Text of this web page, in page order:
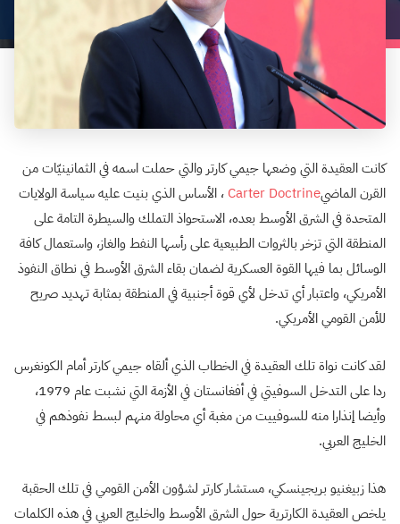
كانت العقيدة التي وضعها جيمي كارتر والتي حملت اسمه في الثمانينيّات من
القرن الماضيCarter Doctrine ، الأساس الذي بنيت عليه سياسة الولايات
المتحدة في الشرق الأوسط بعده، الاستحواذ التملك والسيطرة التامة على
المنطقة التي تزخر بالثروات الطبيعية على رأسها النفط والغاز، واستعمال كافة
الوسائل بما فيها القوة العسكرية لضمان بقاء الشرق الأوسط في نطاق النفوذ
الأمريكي، واعتبار أي تدخل لأي قوة أجنبية في المنطقة بمثابة تهديد صريح
للأمن القومي الأمريكي.
لقد كانت نواة تلك العقيدة في الخطاب الذي ألقاه جيمي كارتر أمام الكونغرس
ردا على التدخل السوفيتي في أفغانستان في الأزمة التي نشبت عام 1979،
وأيضا إنذارا منه للسوفييت من مغبة أي محاولة منهم لبسط نفوذهم في
الخليج العربي.
هذا زبيغنيو بريجينسكي، مستشار كارتر لشؤون الأمن القومي في تلك الحقبة
يلخص العقيدة الكارترية حول الشرق الأوسط والخليج العربي في هذه الكلمات